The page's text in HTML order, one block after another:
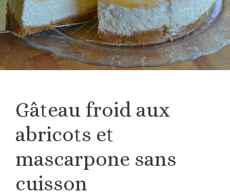
Gâteau froid aux
abricots et
mascarpone sans
cuisson